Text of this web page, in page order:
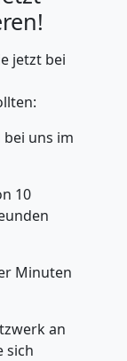
jetzt bei
bei uns im
10
Minuten
an
sich